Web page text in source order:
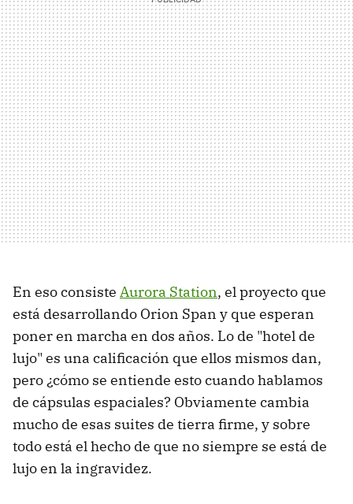
En eso consiste Aurora Station, el proyecto que
está desarrollando Orion Span y que esperan
poner en marcha en dos años. Lo de "hotel de
lujo" es una calificación que ellos mismos dan,
pero ¿cómo se entiende esto cuando hablamos
de cápsulas espaciales? Obviamente cambia
mucho de esas suites de tierra firme, y sobre
todo está el hecho de que no siempre se está de
lujo en la ingravidez.